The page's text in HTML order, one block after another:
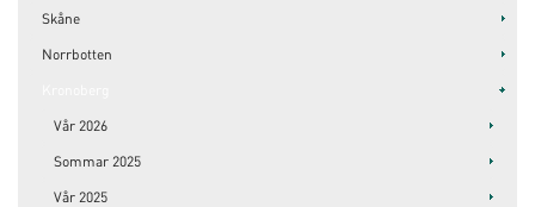
Skåne
Norrbotten
Vår 2026
Sommar 2025
Vår 2025